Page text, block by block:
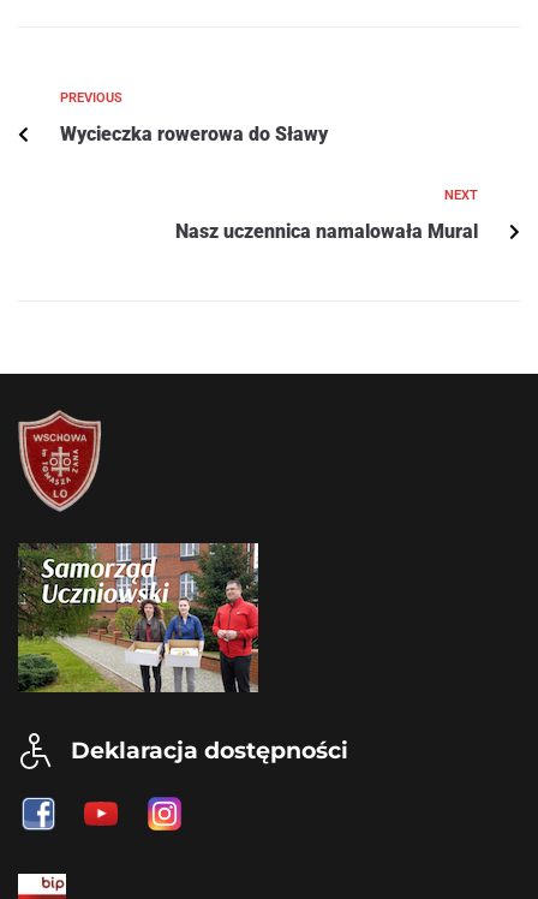
PREVIOUS
Wycieczka rowerowa do Sławy
NEXT
Nasz uczennica namalowała Mural
Deklaracja dostępności